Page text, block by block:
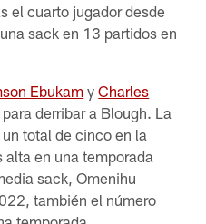
el cuarto jugador desde
sack en 13 partidos en
Ebukam yCharles
derribar a Blough. La
total de cinco en la
en una temporada
sack, Omenihu
también el número